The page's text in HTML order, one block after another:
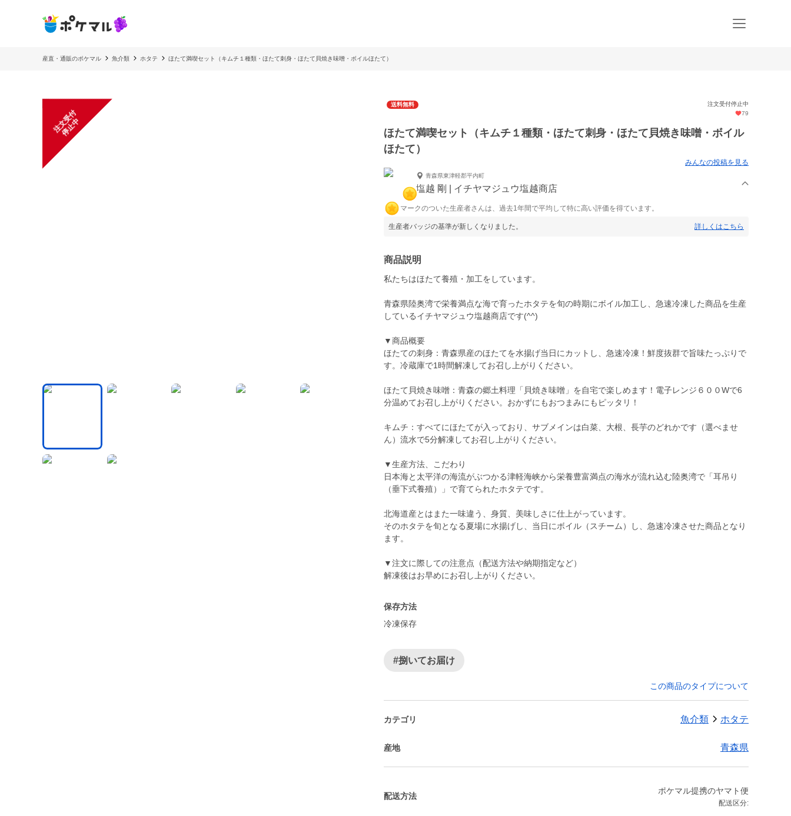
産直・通販のポケマル 魚介類 ホタテ ほたて満喫セット（キムチ１種類・ほたて刺身・ほたて貝焼き味噌・ボイルほたて）
注
文
受
付
停
止
中
送料無料
注文受付停止中
79
ほたて満喫セット（キムチ１種類・ほたて刺身・ほたて貝焼き味噌・ボイル
ほたて）
みんなの投稿を見る
青森県東津軽郡平内町
塩越 剛 | イチヤマジュウ塩越商店
マークのついた生産者さんは、過去1年間で平均して特に高い評価を得ています。
生産者バッジの基準が新しくなりました。 詳しくはこちら
商品説明
私たちはほたて養殖・加工をしています。
青森県陸奥湾で栄養満点な海で育ったホタテを旬の時期にボイル加工し、急速冷凍した商品を生産
しているイチヤマジュウ塩越商店です(^^)
▼商品概要
ほたての刺身：青森県産のほたてを水揚げ当日にカットし、急速冷凍！鮮度抜群で旨味たっぷりで
す。冷蔵庫で1時間解凍してお召し上がりください。
ほたて貝焼き味噌：青森の郷土料理「貝焼き味噌」を自宅で楽しめます！電子レンジ６００Wで6
分温めてお召し上がりください。おかずにもおつまみにもピッタリ！
キムチ：すべてにほたてが入っており、サブメインは白菜、大根、長芋のどれかです（選べませ
ん）流水で5分解凍してお召し上がりください。
▼生産方法、こだわり
日本海と太平洋の海流がぶつかる津軽海峡から栄養豊富満点の海水が流れ込む陸奥湾で「耳吊り
（垂下式養殖）」で育てられたホタテです。
北海道産とはまた一味違う、身質、美味しさに仕上がっています。
そのホタテを旬となる夏場に水揚げし、当日にボイル（スチーム）し、急速冷凍させた商品となり
ます。
▼注文に際しての注意点（配送方法や納期指定など）
解凍後はお早めにお召し上がりください。
保存方法
冷凍保存
#捌いてお届け
この商品のタイプについて
カテゴリ 魚介類 ホタテ
産地 青森県
配送方法
ポケマル提携のヤマト便
配送区分: